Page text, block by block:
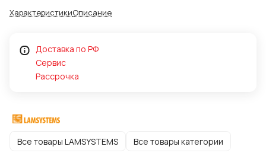
ХарактеристикиОписание
Доставка по РФ
Сервис
Рассрочка
Все товары LAMSYSTEMS Все товары категории